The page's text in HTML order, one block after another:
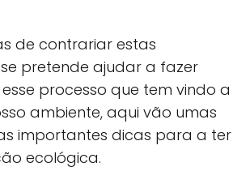
de contrariar estas
pretende ajudar a fazer
processo que tem vindo a
ambiente, aqui vão umas
importantes dicas para a ter
ecológica.